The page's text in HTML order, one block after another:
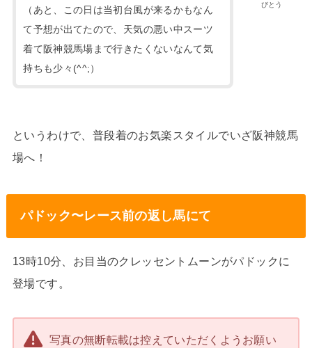
びとう
（あと、この日は当初台風が来るかもなん
て予想が出てたので、天気の悪い中スーツ
着て阪神競馬場まで行きたくないなんて気
持ちも少々(^^;）
というわけで、普段着のお気楽スタイルでいざ阪神競馬
場へ！
パドック〜レース前の返し馬にて
13時10分、お目当のクレッセントムーンがパドックに
登場です。
写真の無断転載は控えていただくようお願い